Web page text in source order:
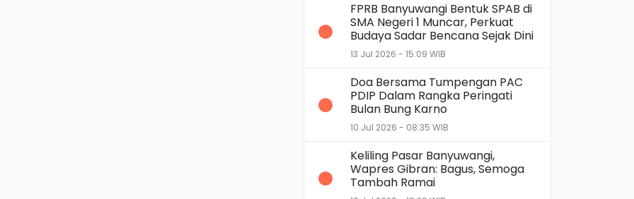
FPRB Banyuwangi Bentuk SPAB di
SMA Negeri 1 Muncar, Perkuat
Budaya Sadar Bencana Sejak Dini
13 Jul 2026 - 15:09 WIB
Doa Bersama Tumpengan PAC
PDIP Dalam Rangka Peringati
Bulan Bung Karno
10 Jul 2026 - 08:35 WIB
Keliling Pasar Banyuwangi,
Wapres Gibran: Bagus, Semoga
Tambah Ramai